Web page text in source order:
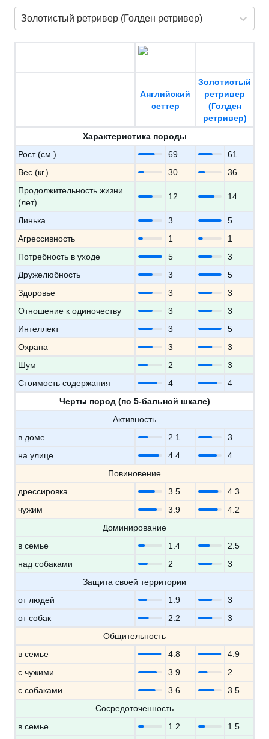
Золотистый ретривер (Голден ретривер)
Английский
сеттер
Золотистый
ретривер
(Голден
ретривер)
Характеристика породы
Рост (см.)
69
61
Вес (кг.)
30
36
Продолжительность жизни
(лет)
12 14
Линька 3
5
Агрессивность
1
1
Потребность в уходе
5
3
Дружелюбность
3
5
Здоровье
3
3
Отношение к одиночеству
3
3
Интеллект
3
5
Охрана
3
3
Шум
2
3
Стоимость содержания
4
4
Черты пород (по 5-бальной шкале)
Активность
в доме
2.1
3
на улице
4.4
4
Повиновение
дрессировка
3.5
4.3
чужим
3.9
4.2
Доминирование
в семье
1.4
2.5
над собаками
2
3
Защита своей территории
от людей
1.9
3
от собак
2.2
3
Общительность
в семье
4.8
4.9
с чужими
3.9
2
с собаками
3.6
3.5
Сосредоточенность
в семье
1.2
1.5